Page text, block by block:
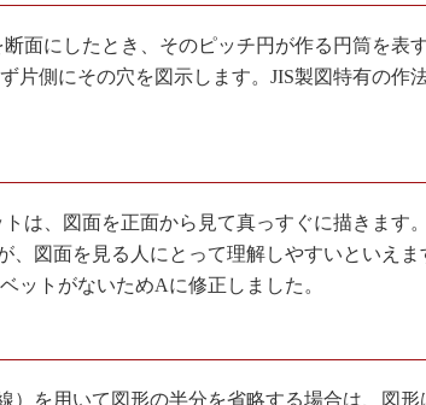
面にしたとき、そのピッチ円が作る円筒を表
片側にその穴を図示します。JIS製図特有の作
は、図面を正面から見て真っすぐに描きます
、図面を見る人にとって理解しやすいといえま
ットがないためAに修正しました。
を用いて図形の半分を省略する場合は、図形